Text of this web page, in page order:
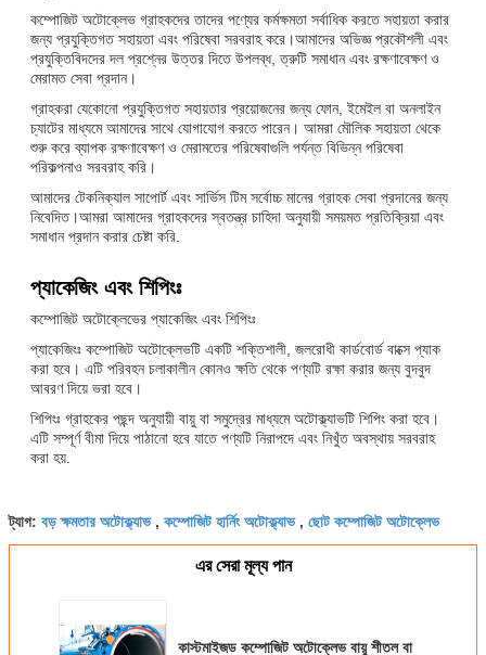
কম্পোজিট অটোক্লেভ গ্রাহকদের তাদের পণ্যের কর্মক্ষমতা সর্বাধিক করতে সহায়তা করার
জন্য প্রযুক্তিগত সহায়তা এবং পরিষেবা সরবরাহ করে।আমাদের অভিজ্ঞ প্রকৌশলী এবং
প্রযুক্তিবিদদের দল প্রশ্নের উত্তর দিতে উপলব্ধ, ত্রুটি সমাধান এবং রক্ষণাবেক্ষণ ও
মেরামত সেবা প্রদান।
গ্রাহকরা যেকোনো প্রযুক্তিগত সহায়তার প্রয়োজনের জন্য ফোন, ইমেইল বা অনলাইন
চ্যাটের মাধ্যমে আমাদের সাথে যোগাযোগ করতে পারেন। আমরা মৌলিক সহায়তা থেকে
শুরু করে ব্যাপক রক্ষণাবেক্ষণ ও মেরামতের পরিষেবাগুলি পর্যন্ত বিভিন্ন পরিষেবা
পরিকল্পনাও সরবরাহ করি।
আমাদের টেকনিক্যাল সাপোর্ট এবং সার্ভিস টিম সর্বোচ্চ মানের গ্রাহক সেবা প্রদানের জন্য
নিবেদিত।আমরা আমাদের গ্রাহকদের স্বতন্ত্র চাহিদা অনুযায়ী সময়মত প্রতিক্রিয়া এবং
সমাধান প্রদান করার চেষ্টা করি.
প্যাকেজিং এবং শিপিংঃ
কম্পোজিট অটোক্লেভের প্যাকেজিং এবং শিপিংঃ
প্যাকেজিংঃ কম্পোজিট অটোক্লেভটি একটি শক্তিশালী, জলরোধী কার্ডবোর্ড বাক্সে প্যাক
করা হবে। এটি পরিবহন চলাকালীন কোনও ক্ষতি থেকে পণ্যটি রক্ষা করার জন্য বুদবুদ
আবরণ দিয়ে ভরা হবে।
শিপিংঃ গ্রাহকের পছন্দ অনুযায়ী বায়ু বা সমুদ্রের মাধ্যমে অটোক্ল্যাভটি শিপিং করা হবে।
এটি সম্পূর্ণ বীমা দিয়ে পাঠানো হবে যাতে পণ্যটি নিরাপদে এবং নিখুঁত অবস্থায় সরবরাহ
করা হয়.
ট্যাগ: বড় ক্ষমতার অটোক্ল্যাভ, কম্পোজিট হার্নিং অটোক্ল্যাভ, ছোট কম্পোজিট অটোক্লেভ
এর সেরা মূল্য পান
কাস্টমাইজড কম্পোজিট অটোক্লেভ বায়ু শীতল বা